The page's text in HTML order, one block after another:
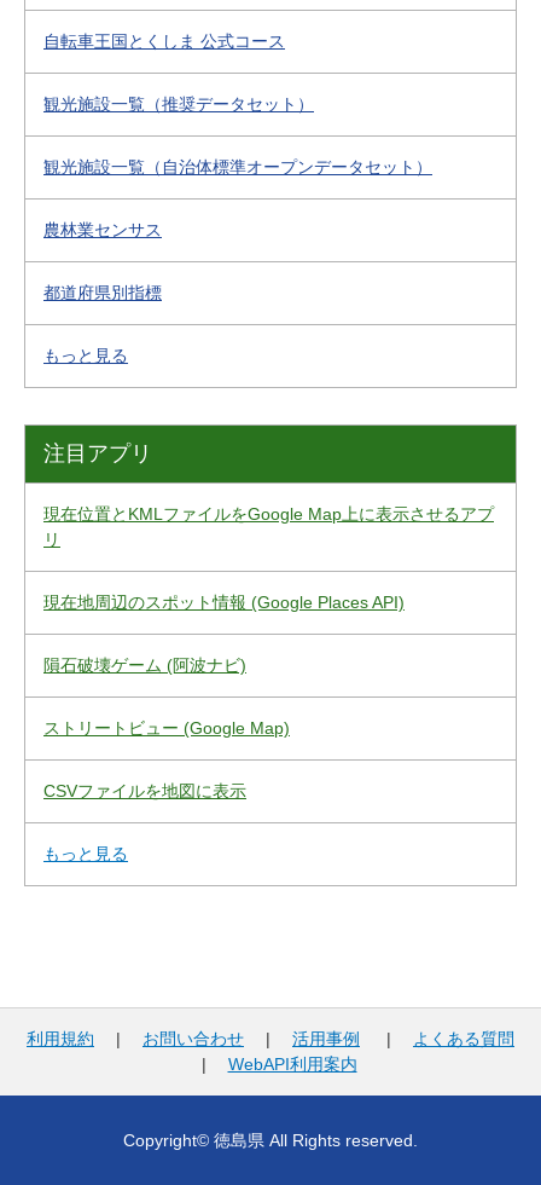
自転車王国とくしま 公式コース
観光施設一覧（推奨データセット）
観光施設一覧（自治体標準オープンデータセット）
農林業センサス
都道府県別指標
もっと見る
注目アプリ
現在位置とKMLファイルをGoogle Map上に表示させるアプ
リ
現在地周辺のスポット情報 (Google Places API)
隕石破壊ゲーム (阿波ナビ)
ストリートビュー (Google Map)
CSVファイルを地図に表示
もっと見る
利用規約 | お問い合わせ | 活用事例 |
よくある質問
| WebAPI利用案内
Copyright© 徳島県 All Rights reserved.